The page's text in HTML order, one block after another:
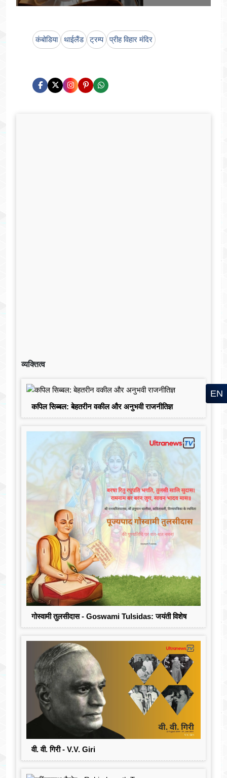
कंबोडिया थाईलैंड ट्रम्प प्रीह विहार मंदिर
व्यक्तित्व
कपिल सिब्बल: बेहतरीन वकील और अनुभवी राजनीतिज्ञ
गोस्वामी तुलसीदास - Goswami Tulsidas: जयंती विशेष
वी. वी. गिरी - V.V. Giri
EN